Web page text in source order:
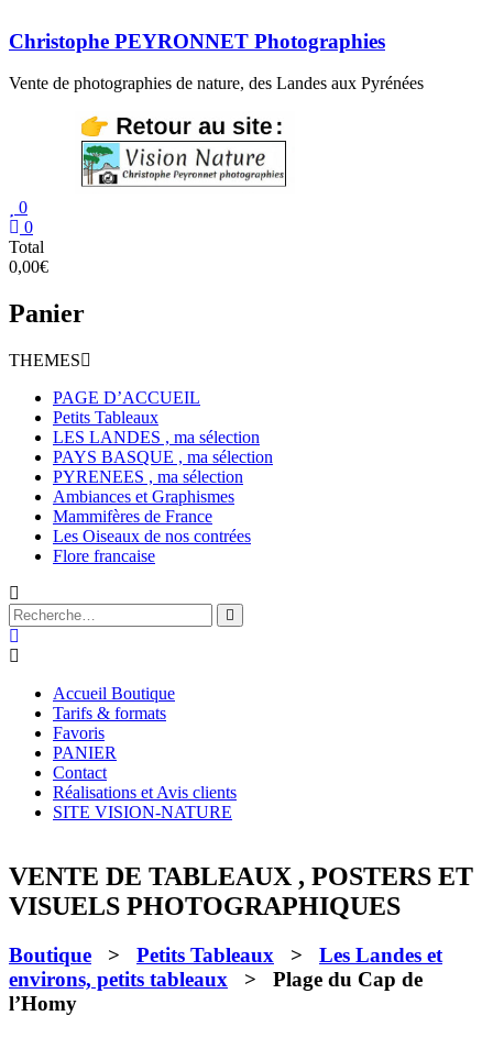
au
contenu
Christophe PEYRONNET Photographies
Vente de photographies de nature, des Landes aux Pyrénées
0
0
Total
0,00€
Panier
THEMES
PAGE D’ACCUEIL
Petits Tableaux
LES LANDES , ma sélection
PAYS BASQUE , ma sélection
PYRENEES , ma sélection
Ambiances et Graphismes
Mammifères de France
Les Oiseaux de nos contrées
Flore francaise
Accueil Boutique
Tarifs & formats
Favoris
PANIER
Contact
Réalisations et Avis clients
SITE VISION-NATURE
VENTE DE TABLEAUX , POSTERS ET
VISUELS PHOTOGRAPHIQUES
Boutique > Petits Tableaux > Les Landes et
environs, petits tableaux > Plage du Cap de
l’Homy